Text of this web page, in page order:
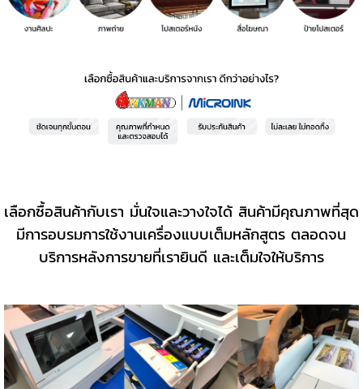
เลือกซื้อสินค้ากับเรา มั่นใจและวางใจได้ สินค้ามีคุณภาพที่สุด
มีการอบรมการใช้งานเครื่องแบบเต็มหลักสูตร ตลอดจน
บริการหลังการขายที่เรายินดี และเต็มใจให้บริการ